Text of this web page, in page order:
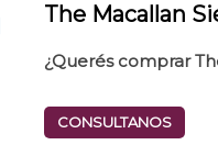
The Macallan
¿Querés comprar
CONSULTANOS